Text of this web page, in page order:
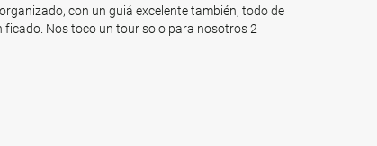
con un guiá excelente también, todo de
Nos toco un tour solo para nosotros 2